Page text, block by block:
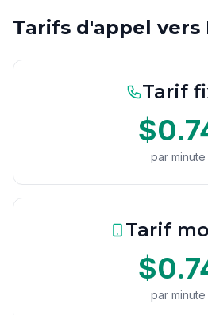
Tarifs d'appel vers
Tarif
par minute
Tarif
par minute